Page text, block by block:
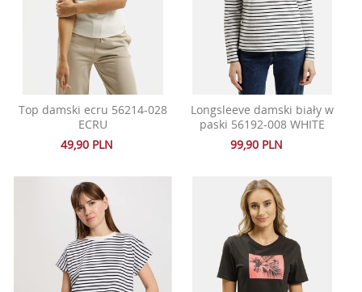
Top damski ecru 56214-028
ECRU
49,90 PLN
Longsleeve damski biały w
paski 56192-008 WHITE
99,90 PLN